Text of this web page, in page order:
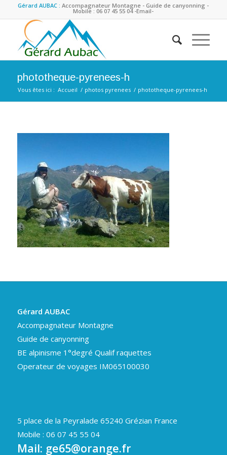
Gérard AUBAC :Accompagnateur Montagne - Guide de canyonning -
Mobile : 06 07 45 55 04 -Email-
phototheque-pyrenees-h
Vous êtes ici : Accueil / photos pyrenees / phototheque-pyrenees-h
Gérard AUBAC
Accompagnateur Montagne
Guide de canyonning
BE alpinisme 1°degré Qualif raquettes
Operateur de voyages IM065100030
5 place de la Peyralade 65240 Grézian France
Mobile : 06 07 45 55 04
Mail: ge65@orange.fr